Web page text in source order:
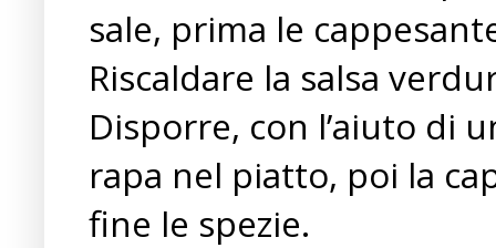
sale, prima le
Riscaldare la salsa
Disporre, con l’aiuto di
rapa nel piatto, poi la
fine le spezie.